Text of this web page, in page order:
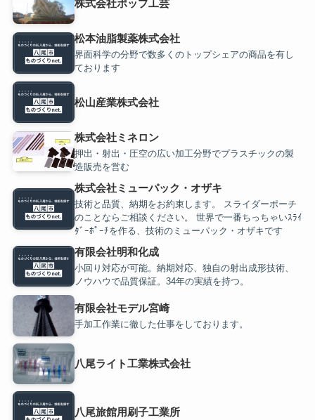
株式会社ポップ工芸
松本油脂製薬株式会社
界面科学の分野で数多くのトップシェアの商品を有し
ております
松山産業株式会社
株式会社ミネロン
押出・射出・圧空の広い加工分野でプラスチックの製
造販売を営む
株式会社ミューパック・オザキ
技術と品質、納期をお約束します。 スライダーポーチ
のことならご相談ください。 世界で一番ちっちゃいｽﾗｲ
ﾀﾞｰﾎﾟｰﾁを作る、技術のミューパック・オザキです
有限会社明和化成
小回り対応が可能。納期対応、独自の射出成形技術、
ノウハウで品質保証。34年の実績を持つ。
有限会社モデル宮崎
手加工作業に徹した仕事をしております。
八尾ライト工業株式会社
八尾旅館用刷子工業所